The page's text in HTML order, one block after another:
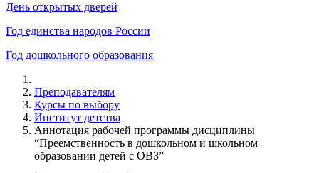
День открытых дверей
Год единства народов России
Год дошкольного образования
Преподавателям
Курсы по выбору
Институт детства
Аннотация рабочей программы дисциплины
“Преемственность в дошкольном и школьном
образовании детей с ОВЗ”